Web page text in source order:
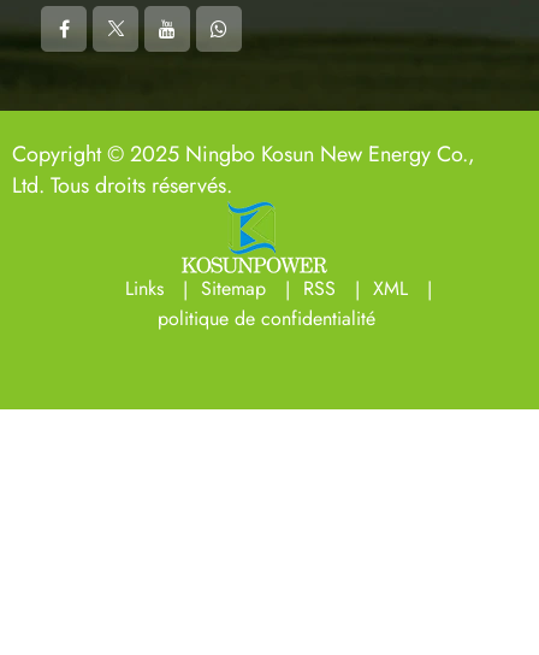
Copyright © 2025 Ningbo Kosun New Energy Co.,
Ltd. Tous droits réservés.
Links Sitemap RSS
XML
politique de confidentialité